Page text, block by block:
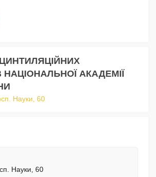
НАЦІОНАЛЬНОЇ АКАДЕМІЇ
Науки, 60
Науки, 60